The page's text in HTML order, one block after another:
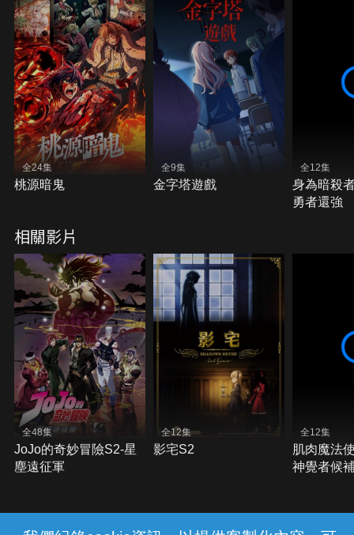
全24集
桃源暗鬼
全9集
金字塔遊戲
全12集
身為暗殺
勇者還強
相關影片
全48集
JoJo的奇妙冒險S2-星
塵遠征軍
全12集
影宅S2
全12集
肌肉魔法
神覺者候